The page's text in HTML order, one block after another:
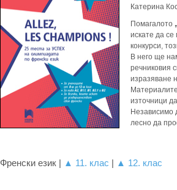
Катерина
Помагалото
искате да се
конкурси,
В него ще
речниковия
изразяване
източници
Независимо
лесно да
Френски език | ▲ 11. клас | ▲ 12. клас